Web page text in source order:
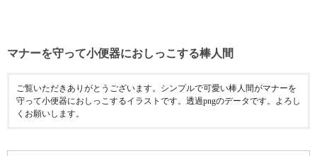
マナーを守って小便器におしっこする棒人間
ご覧いただきありがとうございます。シンプルで可愛い棒人間がマナーを
守って小便器におしっこするイラストです。透過pngのデータです。よろし
くお願いします。